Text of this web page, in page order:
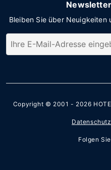
Bleiben Sie über
Copyright © 2001 - 2026
Folgen